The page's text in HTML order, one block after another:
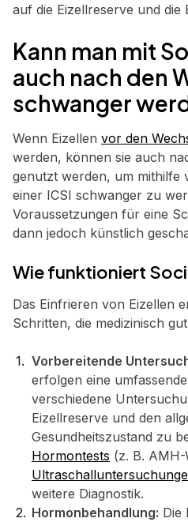
auf die Eizellreserve und die
Kann man mit
auch nach den
schwanger
Wenn Eizellen vor den
werden, können sie auch
genutzt werden, um mithilfe
einer ICSI schwanger zu
Voraussetzungen für eine
dann jedoch künstlich
Wie funktioniert
Das Einfrieren von Eizellen
Schritten, die medizinisch
Vorbereitende
erfolgen eine
verschiedene
Eizellreserve und den
Gesundheitszustand zu
Hormontests (z. B. AMH-
weitere Diagnostik.
Hormonbehandlung: Die